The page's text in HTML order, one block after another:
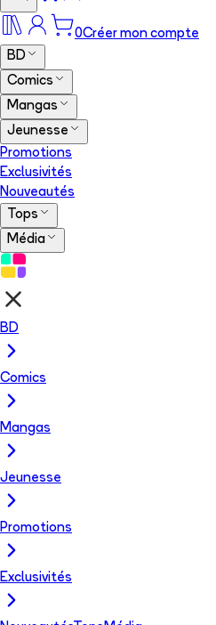
0Créer mon compte
BD
Comics
Mangas
Jeunesse
Promotions
Exclusivités
Nouveautés
Tops
Média
BD
Comics
Mangas
Jeunesse
Promotions
Exclusivités